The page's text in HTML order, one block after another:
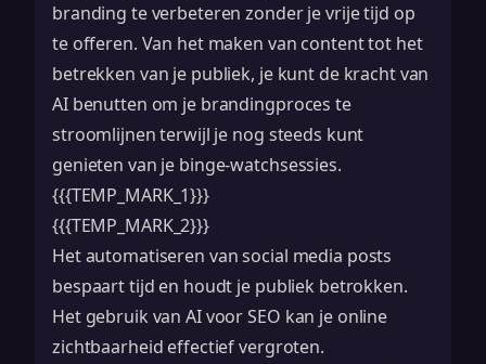
branding te verbeteren zonder je vrije tijd op
te offeren. Van het maken van content tot het
betrekken van je publiek, je kunt de kracht van
AI benutten om je brandingproces te
stroomlijnen terwijl je nog steeds kunt
genieten van je binge-watchsessies.
{{{TEMP_MARK_1}}}
{{{TEMP_MARK_2}}}
Het automatiseren van social media posts
bespaart tijd en houdt je publiek betrokken.
Het gebruik van AI voor SEO kan je online
zichtbaarheid effectief vergroten.